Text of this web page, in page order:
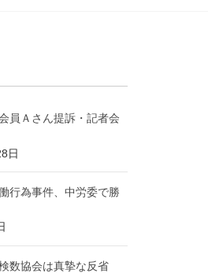
員Ａさん提訴・記者会
日
行為事件、中労委で勝
数協会は真摯な反省